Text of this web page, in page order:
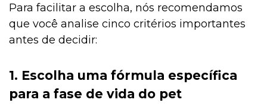
Para facilitar a escolha, nós recomendamos
que você analise cinco critérios importantes
antes de decidir:
1. Escolha uma fórmula específica
para a fase de vida do pet